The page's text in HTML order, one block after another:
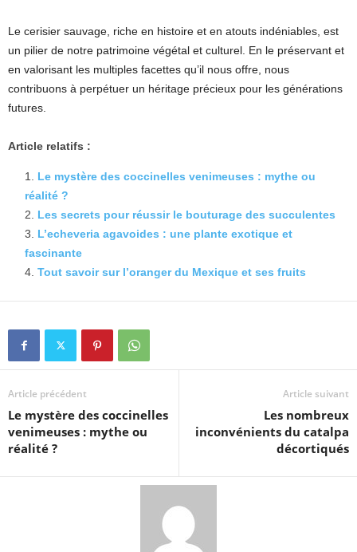
Le cerisier sauvage, riche en histoire et en atouts indéniables, est
un pilier de notre patrimoine végétal et culturel. En le préservant et
en valorisant les multiples facettes qu’il nous offre, nous
contribuons à perpétuer un héritage précieux pour les générations
futures.
Article relatifs :
Le mystère des coccinelles venimeuses : mythe ou
réalité ?
Les secrets pour réussir le bouturage des succulentes
L’echeveria agavoides : une plante exotique et
fascinante
Tout savoir sur l’oranger du Mexique et ses fruits
Article précédent
Le mystère des coccinelles
venimeuses : mythe ou
réalité ?
Article suivant
Les nombreux
inconvénients du catalpa
décortiqués